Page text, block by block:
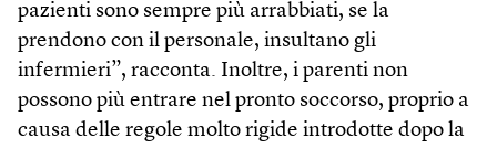
pazienti sono sempre più arrabbiati, se la
prendono con il personale, insultano gli
infermieri”, racconta. Inoltre, i parenti non
possono più entrare nel pronto soccorso, proprio a
causa delle regole molto rigide introdotte dopo la